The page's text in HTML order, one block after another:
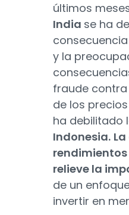
últimos
India se ha
y la
fraude contra
de los
ha debilitado
Indonesia.
rendimientos
relieve la
de un
invertir en